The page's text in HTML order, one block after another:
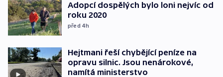
Adopcí dospělých bylo loni nejvíc od
roku 2020
před 4h
Hejtmani řeší chybějící peníze na
opravu silnic. Jsou nenárokové,
namítá ministerstvo